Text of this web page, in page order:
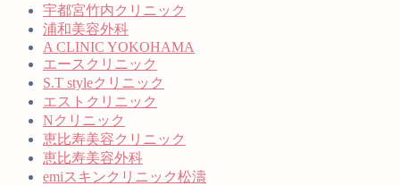
宇都宮竹内クリニック
浦和美容外科
A CLINIC YOKOHAMA
エースクリニック
S.T styleクリニック
エストクリニック
Nクリニック
恵比寿美容クリニック
恵比寿美容外科
emiスキンクリニック松濤